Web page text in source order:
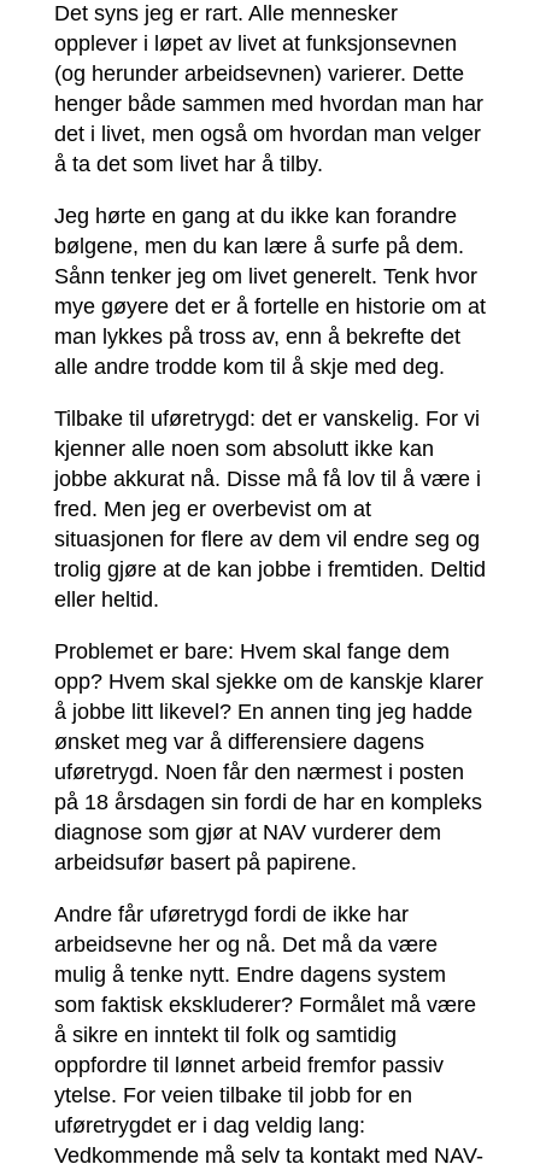
Det syns jeg er rart. Alle mennesker
opplever i løpet av livet at funksjonsevnen
(og herunder arbeidsevnen) varierer. Dette
henger både sammen med hvordan man har
det i livet, men også om hvordan man velger
å ta det som livet har å tilby.
Jeg hørte en gang at du ikke kan forandre
bølgene, men du kan lære å surfe på dem.
Sånn tenker jeg om livet generelt. Tenk hvor
mye gøyere det er å fortelle en historie om at
man lykkes på tross av, enn å bekrefte det
alle andre trodde kom til å skje med deg.
Tilbake til uføretrygd: det er vanskelig. For vi
kjenner alle noen som absolutt ikke kan
jobbe akkurat nå. Disse må få lov til å være i
fred. Men jeg er overbevist om at
situasjonen for flere av dem vil endre seg og
trolig gjøre at de kan jobbe i fremtiden. Deltid
eller heltid.
Problemet er bare: Hvem skal fange dem
opp? Hvem skal sjekke om de kanskje klarer
å jobbe litt likevel? En annen ting jeg hadde
ønsket meg var å differensiere dagens
uføretrygd. Noen får den nærmest i posten
på 18 årsdagen sin fordi de har en kompleks
diagnose som gjør at NAV vurderer dem
arbeidsufør basert på papirene.
Andre får uføretrygd fordi de ikke har
arbeidsevne her og nå. Det må da være
mulig å tenke nytt. Endre dagens system
som faktisk ekskluderer? Formålet må være
å sikre en inntekt til folk og samtidig
oppfordre til lønnet arbeid fremfor passiv
ytelse. For veien tilbake til jobb for en
uføretrygdet er i dag veldig lang:
Vedkommende må selv ta kontakt med NAV-